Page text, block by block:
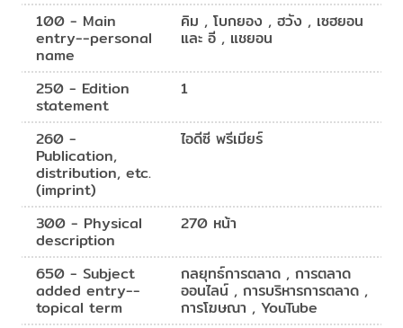
100 - Main
entry--personal
name
คิม , โบกยอง , ฮวัง , เซฮยอน
และ อี , แชยอน
250 - Edition
statement
1
260 -
Publication,
distribution, etc.
(imprint)
ไอดีซี พรีเมียร์
300 - Physical
description
270 หน้า
650 - Subject
added entry--
topical term
กลยุทธ์การตลาด , การตลาด
ออนไลน์ , การบริหารการตลาด ,
การโฆษณา , YouTube